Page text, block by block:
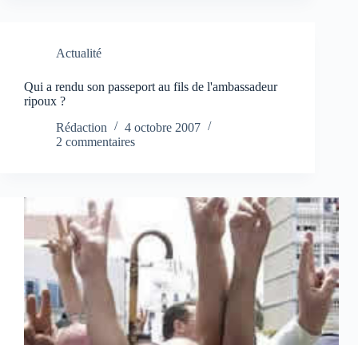
Actualité
Qui a rendu son passeport au fils de l'ambassadeur
ripoux ?
Rédaction
4 octobre 2007
2 commentaires